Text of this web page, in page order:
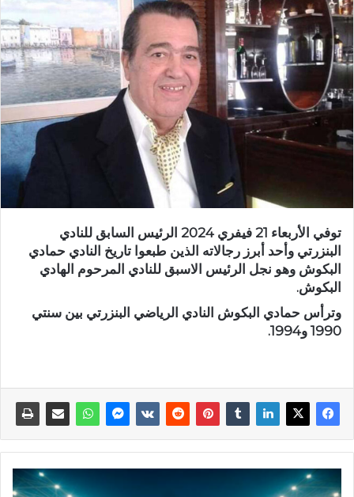
توفي الأربعاء 21 فيفري 2024 الرئيس السابق للنادي
البنزرتي وأحد أبرز رجالاته الذين طبعوا تاريخ النادي حمادي
البكوش وهو نجل الرئيس الاسبق للنادي المرحوم الهادي
البكوش.
وترأس حمادي البكوش النادي الرياضي البنزرتي بين سنتي
1990 و1994.